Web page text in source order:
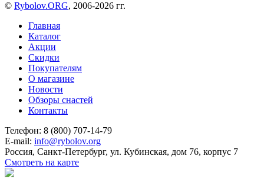
© Rybolov.ORG, 2006-2026 гг.
Главная
Каталог
Акции
Скидки
Покупателям
О магазине
Новости
Обзоры снастей
Контакты
Телефон: 8 (800) 707-14-79
E-mail: info@rybolov.org
Россия, Санкт-Петербург, ул. Кубинская, дом 76, корпус 7
Смотреть на карте